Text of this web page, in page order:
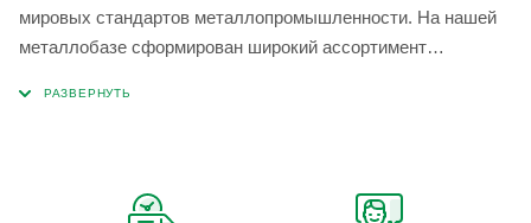
мировых стандартов металлопромышленности. На нашей
металлобазе сформирован широкий ассортимент